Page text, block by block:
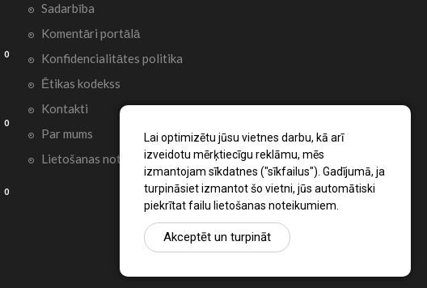
Lai optimizētu jūsu vietnes darbu, kā arī
izveidotu mērķtiecīgu reklāmu, mēs
izmantojam sīkdatnes ("sīkfailus"). Gadījumā, ja
turpināsiet izmantot šo vietni, jūs automātiski
piekrītat failu lietošanas noteikumiem.
Akceptēt un turpināt
0
0
0
Sadarbība
Komentāri portālā
Konfidencialitātes politika
Ētikas kodekss
Kontakti
Par mums
Lietošanas noteikumi